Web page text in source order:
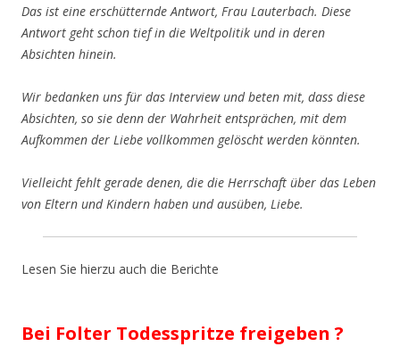
Das ist eine erschütternde Antwort, Frau Lauterbach. Diese
Antwort geht schon tief in die Weltpolitik und in deren
Absichten hinein.
Wir bedanken uns für das Interview und beten mit, dass diese
Absichten, so sie denn der Wahrheit entsprächen, mit dem
Aufkommen der Liebe vollkommen gelöscht werden könnten.
Vielleicht fehlt gerade denen, die die Herrschaft über das Leben
von Eltern und Kindern haben und ausüben, Liebe.
Lesen Sie hierzu auch die Berichte
Bei Folter Todesspritze freigeben ?